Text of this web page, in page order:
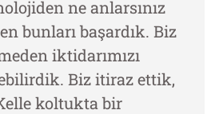
ne anlarsınız
bunları başardık. Biz
iktidarımızı
Biz itiraz ettik,
koltukta bir